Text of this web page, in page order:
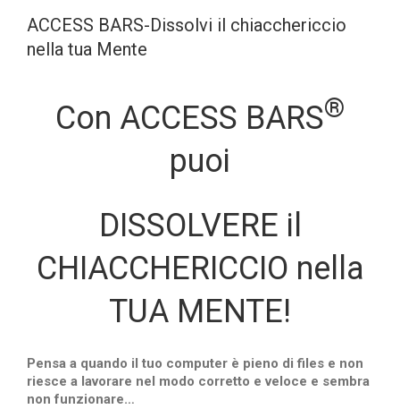
ACCESS BARS-Dissolvi il chiacchericcio
nella tua Mente
Con ACCESS BARS®
puoi
DISSOLVERE il
CHIACCHERICCIO nella
TUA MENTE!
Pensa a quando il tuo computer è pieno di files e non
riesce a lavorare nel modo corretto e veloce e sembra
non funzionare…